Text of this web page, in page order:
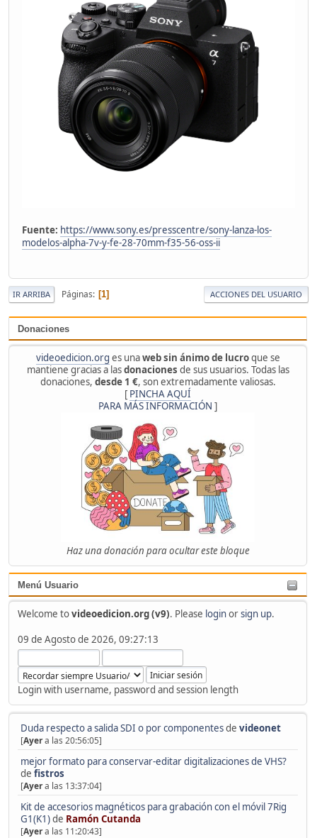
Donaciones
videoedicion.org es unaweb sin ánimo de lucroque se
mantiene gracias a lasdonaciones de sus usuarios. Todas las
donaciones, desde 1 €, son extremadamente valiosas.
[ PINCHA AQUÍ
PARA MÁS INFORMACIÓN ]
Haz una donación para ocultar este bloque
Menú Usuario
Welcome tovideoedicion.org (v9). Please loginorsign up.
09 de Agosto de 2026, 09:27:13
Login with username, password and session length
Duda respecto a salida SDI o por componentesde videonet
[Ayera las 20:56:05]
mejor formato para conservar-editar digitalizaciones de VHS?
de fistros
[Ayera las 13:37:04]
Kit de accesorios magnéticos para grabación con el móvil 7Rig
G1(K1)de Ramón Cutanda
[Ayera las 11:20:43]
Fuente: https://www.sony.es/presscentre/sony-lanza-los-
modelos-alpha-7v-y-fe-28-70mm-f35-56-oss-ii
IR ARRIBA Páginas 1 ACCIONES DEL USUARIO